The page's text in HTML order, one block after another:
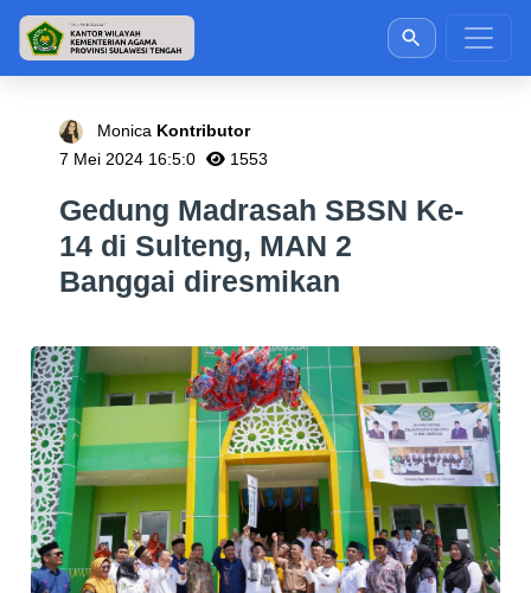
Monica Kontributor
7 Mei 2024 16:5:0
1553
Gedung Madrasah SBSN Ke-
14 di Sulteng, MAN 2
Banggai diresmikan